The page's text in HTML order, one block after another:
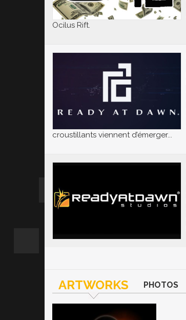
Ocilus Rift.
croustillants viennent d’émerger...
ARTWORKS PHOTOS